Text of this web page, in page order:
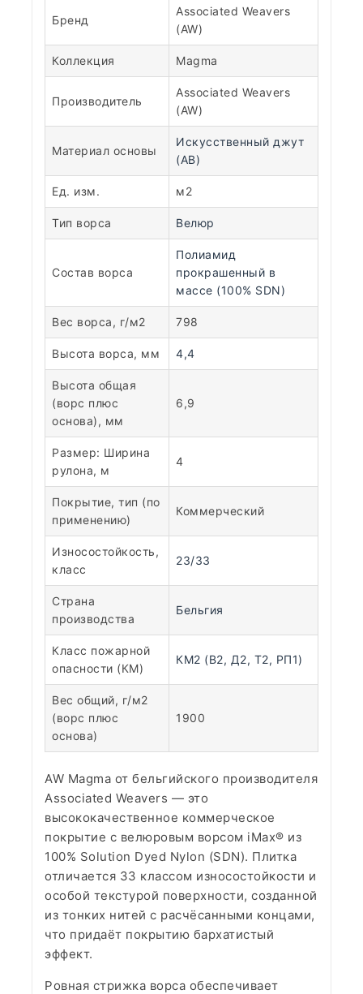
Бренд
Associated Weavers
(AW)
Коллекция Magma
Производитель
Associated Weavers
(AW)
Материал основы
Искусственный джут
(AB)
Ед. изм. м2
Тип ворса Велюр
Состав ворса
Полиамид
прокрашенный в
массе (100% SDN)
Вес ворса, г/м2 798
Высота ворса, мм 4,4
Высота общая
(ворс плюс
основа), мм
6,9
Размер: Ширина
рулона, м
4
Покрытие, тип (по
применению)
Коммерческий
Износостойкость,
класс
23/33
Страна
производства
Бельгия
Класс пожарной
опасности (КМ)
КМ2 (В2, Д2, Т2, РП1)
Вес общий, г/м2
(ворс плюс
основа)
1900
AW Magma от бельгийского производителя
Associated Weavers — это
высококачественное коммерческое
покрытие с велюровым ворсом iMax® из
100% Solution Dyed Nylon (SDN). Плитка
отличается 33 классом износостойкости и
особой текстурой поверхности, созданной
из тонких нитей с расчёсанными концами,
что придаёт покрытию бархатистый
эффект.
Ровная стрижка ворса обеспечивает